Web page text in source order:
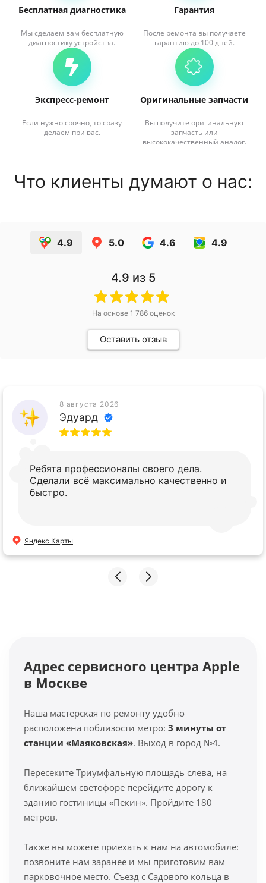
Бесплатная диагностика
Мы сделаем вам бесплатную
диагностику устройства.
Гарантия
После ремонта вы получаете
гарантию до 100 дней.
Экспресс-ремонт
Если нужно срочно, то сразу
делаем при вас.
Оригинальные запчасти
Вы получите оригинальную
запчасть или
высококачественный аналог.
Что клиенты думают о нас:
4.9 5.0 4.6 4.9
4.9 из 5
На основе 1 786оценок
Оставить отзыв
8 августа 2026
Эдуард
Ребята профессионалы своего дела.
Сделали всё максимально качественно и
быстро.
Яндекс Карты
Адрес сервисного центра Apple
в Москве
Наша мастерская по ремонту удобно
расположена поблизости метро: 3 минуты от
станции «Маяковская». Выход в город №4.
Пересеките Триумфальную площадь слева, на
ближайшем светофоре перейдите дорогу к
зданию гостиницы «Пекин». Пройдите 180
метров.
Также вы можете приехать к нам на автомобиле:
позвоните нам заранее и мы приготовим вам
парковочное место. Съезд с Садового кольца в